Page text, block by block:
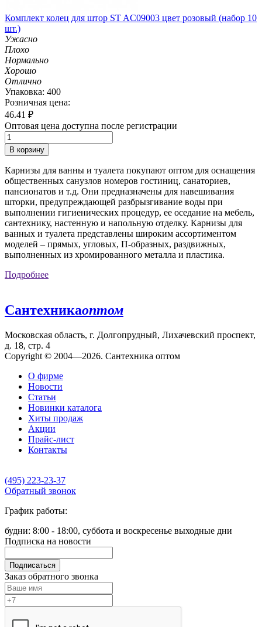
Комплект колец для штор ST AC09003 цвет розовый (набор 10
шт.)
Ужасно
Плохо
Нормально
Хорошо
Отлично
Упаковка: 400
Розничная цена:
46.41 ₽
Оптовая цена доступна после регистрации
В корзину
Карнизы для ванны и туалета покупают оптом для оснащения
общественных санузлов номеров гостиниц, санаториев,
пансионатов и т.д. Они предназначены для навешивания
шторки, предупреждающей разбрызгивание воды при
выполнении гигиенических процедур, ее оседание на мебель,
сантехнику, настенную и напольную отделку. Карнизы для
ванных и туалета представлены широким ассортиментом
моделей – прямых, угловых, П-образных, раздвижных,
выполненных из хромированного металла и пластика.
Подробнее
Сантехникаоптом
Московская область, г. Долгопрудный, Лихачевский проспект,
д. 18, стр. 4
Copyright © 2004—2026. Сантехника оптом
О фирме
Новости
Статьи
Новинки каталога
Хиты продаж
Акции
Прайс-лист
Контакты
(495) 223-23-37
Обратный звонок
График работы:
будни: 8:00 - 18:00, суббота и воскресенье выходные дни
Подписка на новости
Подписаться
Заказ обратного звонка